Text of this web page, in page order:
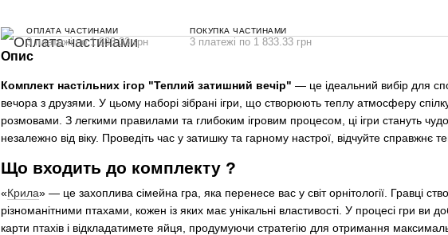
ОПЛАТА ЧАСТИНАМИ
3 платежі по 1 833.33 грн
ПОКУПКА ЧАСТИНАМИ
3 платежі по 1 833.33 грн
Опис
Комплект настільних ігор "Теплий затишний вечір" — це ідеальний вибір для
вечора з друзями. У цьому наборі зібрані ігри, що створюють теплу атмосферу
розмовами. З легкими правилами та глибоким ігровим процесом, ці ігри стануть
незалежно від віку. Проведіть час у затишку та гарному настрої, відчуйте справжнє
Що входить до комплекту ?
«Крила» — це захоплива сімейна гра, яка перенесе вас у світ орнітології. Гравці
різноманітними птахами, кожен із яких має унікальні властивості. У процесі гри ви
карти птахів і відкладатимете яйця, продумуючи стратегію для отримання